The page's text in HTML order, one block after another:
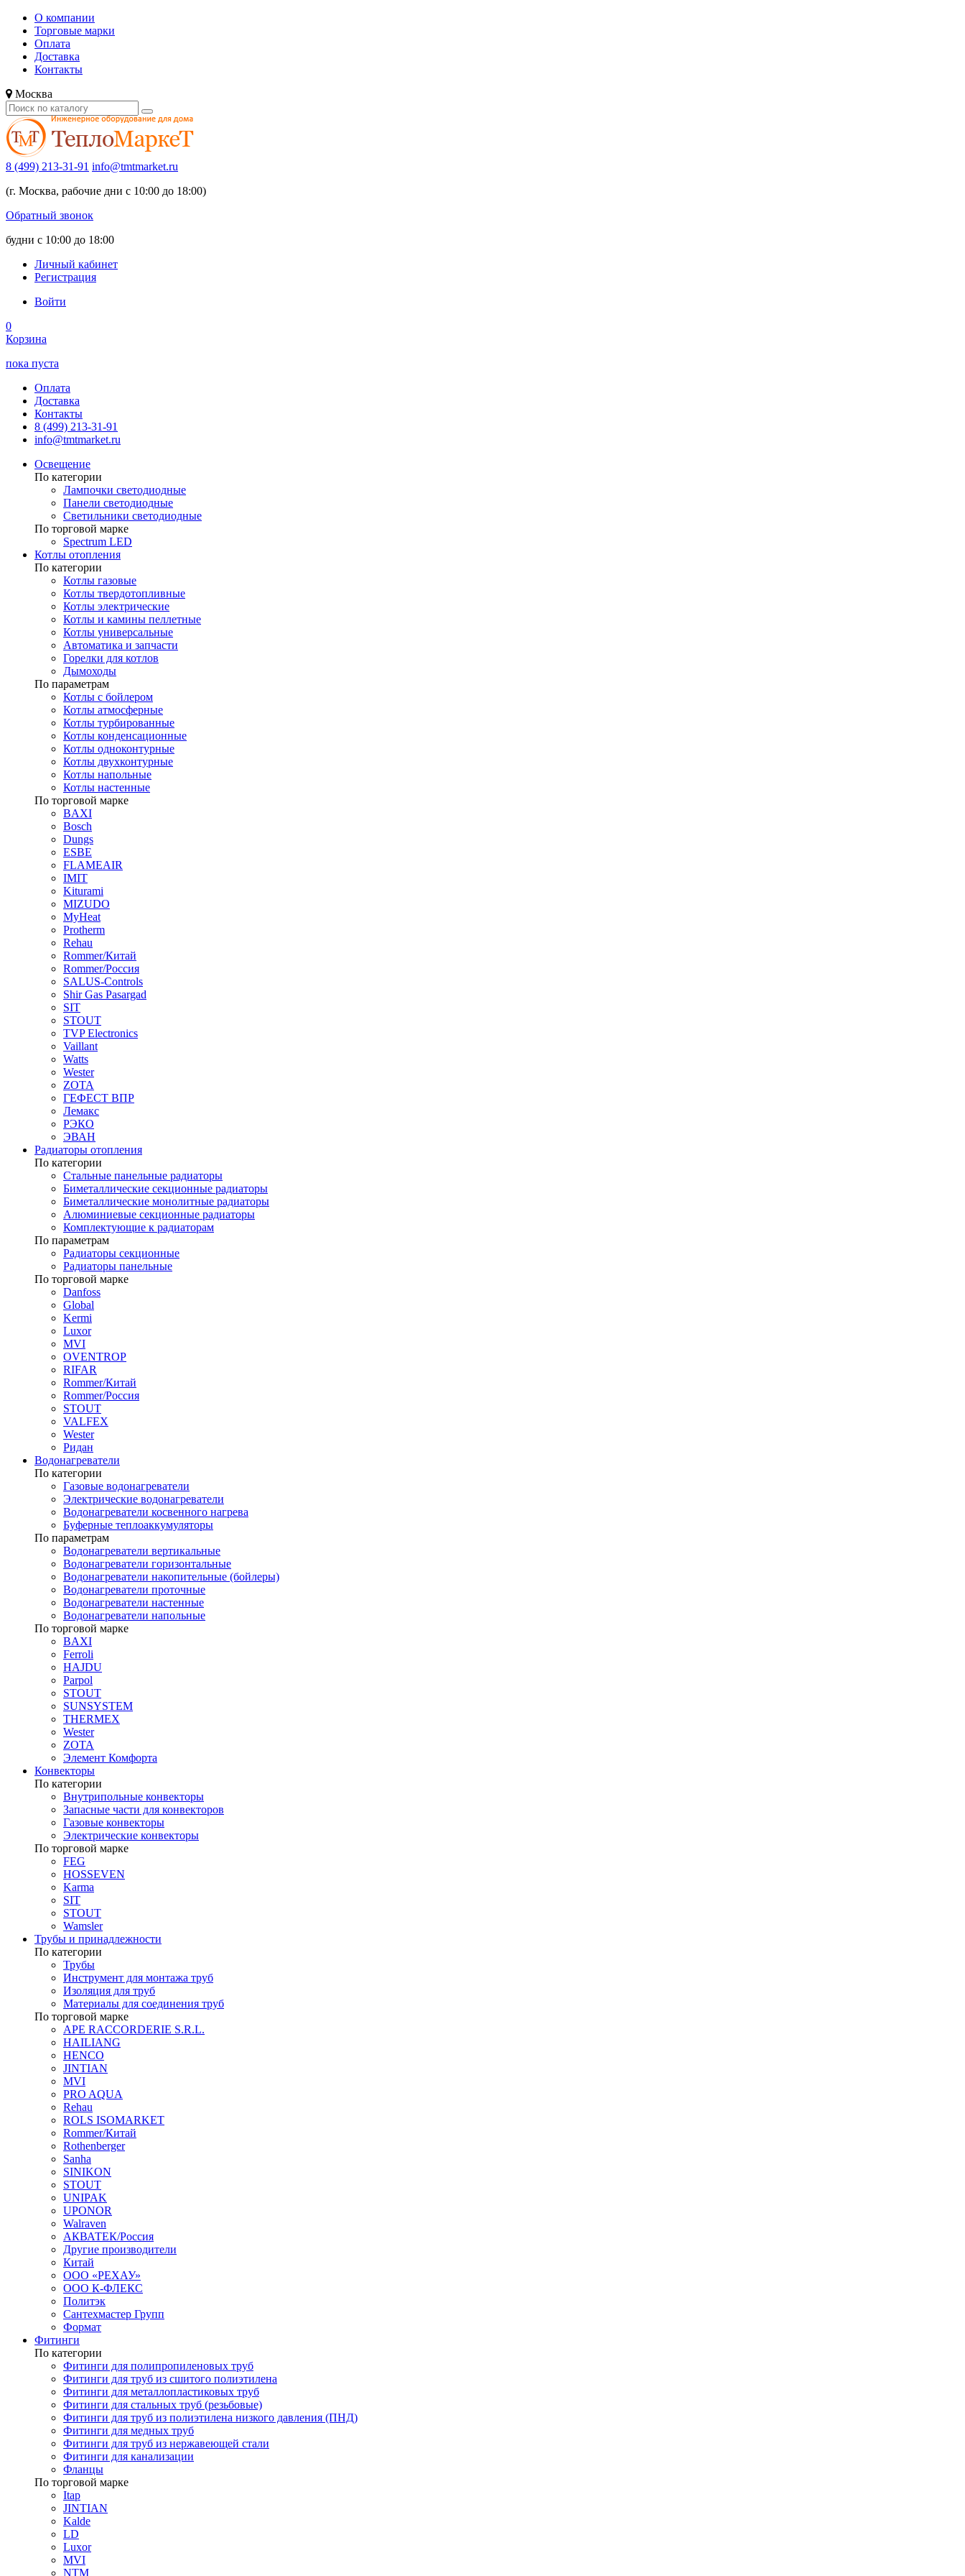
О компании
Торговые марки
Оплата
Доставка
Контакты
Москва
8 (499) 213-31-91 info@tmtmarket.ru
(г. Москва, рабочие дни с 10:00 до 18:00)
Обратный звонок
будни с 10:00 до 18:00
Личный кабинет
Регистрация
Войти
0
Корзина
пока пуста
Оплата
Доставка
Контакты
8 (499) 213-31-91
info@tmtmarket.ru
Освещение
По категории
Лампочки светодиодные
Панели светодиодные
Светильники светодиодные
По торговой марке
Spectrum LED
Котлы отопления
По категории
Котлы газовые
Котлы твердотопливные
Котлы электрические
Котлы и камины пеллетные
Котлы универсальные
Автоматика и запчасти
Горелки для котлов
Дымоходы
По параметрам
Котлы с бойлером
Котлы атмосферные
Котлы турбированные
Котлы конденсационные
Котлы одноконтурные
Котлы двухконтурные
Котлы напольные
Котлы настенные
По торговой марке
BAXI
Bosch
Dungs
ESBE
FLAMEAIR
IMIT
Kiturami
MIZUDO
MyHeat
Protherm
Rehau
Rommer/Китай
Rommer/Россия
SALUS-Controls
Shir Gas Pasargad
SIT
STOUT
TVP Electronics
Vaillant
Watts
Wester
ZOTA
ГЕФЕСТ ВПР
Лемакс
РЭКО
ЭВАН
Радиаторы отопления
По категории
Стальные панельные радиаторы
Биметаллические секционные радиаторы
Биметаллические монолитные радиаторы
Алюминиевые секционные радиаторы
Комплектующие к радиаторам
По параметрам
Радиаторы секционные
Радиаторы панельные
По торговой марке
Danfoss
Global
Kermi
Luxor
MVI
OVENTROP
RIFAR​
Rommer/Китай
Rommer/Россия
STOUT
VALFEX
Wester
Ридан
Водонагреватели
По категории
Газовые водонагреватели
Электрические водонагреватели
Водонагреватели косвенного нагрева
Буферные теплоаккумуляторы
По параметрам
Водонагреватели вертикальные
Водонагреватели горизонтальные
Водонагреватели накопительные (бойлеры)
Водонагреватели проточные
Водонагреватели настенные
Водонагреватели напольные
По торговой марке
BAXI
Ferroli
HAJDU
Parpol
STOUT
SUNSYSTEM
THERMEX
Wester
ZOTA
Элемент Комфорта
Конвекторы
По категории
Внутрипольные конвекторы
Запасные части для конвекторов
Газовые конвекторы
Электрические конвекторы
По торговой марке
FEG
HOSSEVEN
Karma
SIT
STOUT
Wamsler
Трубы и принадлежности
По категории
Трубы
Инструмент для монтажа труб
Изоляция для труб
Материалы для соединения труб
По торговой марке
APE RACCORDERIE S.R.L.
HAILIANG
HENCO
JINTIAN
MVI
PRO AQUA
Rehau
ROLS ISOMARKET
Rommer/Китай
Rothenberger
Sanha
SINIKON
STOUT
UNIPAK
UPONOR
Walraven
АКВАТЕК/Россия
Другие производители
Китай
ООО «РЕХАУ»
ООО К-ФЛЕКС
Политэк
Сантехмастер Групп
Формат
Фитинги
По категории
Фитинги для полипропиленовых труб
Фитинги для труб из сшитого полиэтилена
Фитинги для металлопластиковых труб
Фитинги для стальных труб (резьбовые)
Фитинги для труб из полиэтилена низкого давления (ПНД)
Фитинги для медных труб
Фитинги для труб из нержавеющей стали
Фитинги для канализации
Фланцы
По торговой марке
Itap
JINTIAN
Kalde
LD
Luxor
MVI
NTM